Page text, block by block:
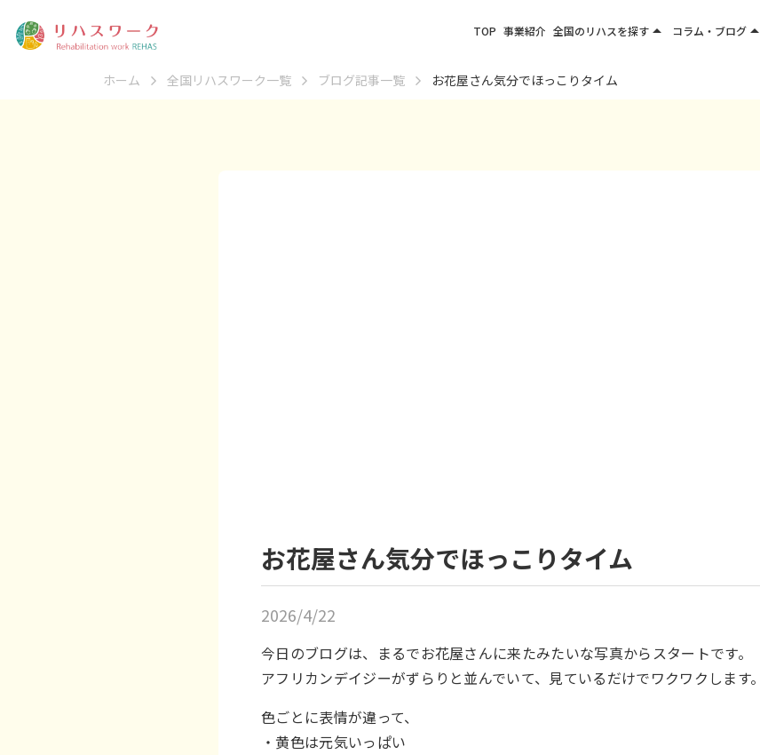
ホーム 全国リハスワーク一覧 ブログ記事一覧 お花屋さん気分でほっこりタイム
お花屋さん気分でほっこりタイム
2026/4/22
今日のブログは、まるでお花屋さんに来たみたいな写真からスタートです。
アフリカンデイジーがずらりと並んでいて、見ているだけでワクワクします。
色ごとに表情が違って、
・黄色は元気いっぱい
TOP 事業紹介 全国のリハスを探すarrow_drop_up
東北エリア
コラム・ブログarrow_drop_up